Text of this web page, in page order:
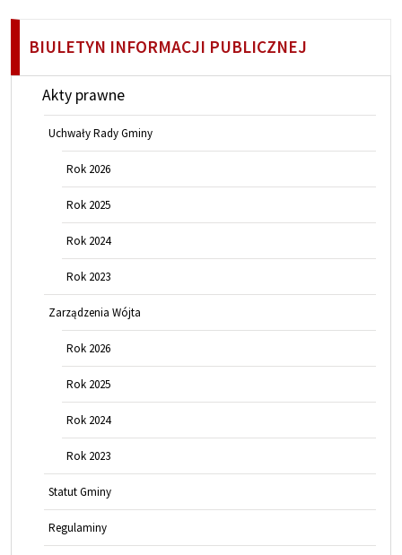
BIULETYN INFORMACJI PUBLICZNEJ
Akty prawne
Uchwały Rady Gminy
Rok 2026
Rok 2025
Rok 2024
Rok 2023
Zarządzenia Wójta
Rok 2026
Rok 2025
Rok 2024
Rok 2023
Statut Gminy
Regulaminy